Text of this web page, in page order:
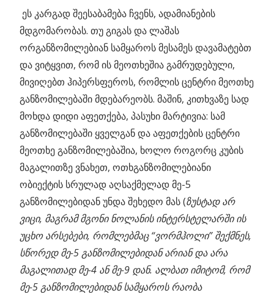
ეს კარგად შეესაბამება ჩვენს, ადამიანების
მდგომარობას. თუ გიგას და ლაშას
ორგანზომილებიან სამყაროს მესამეს დავამატებთ
და ვიტყვით, რომ ის მეოთხეშია გამრუდებული,
მივიღებთ ჰიპერსფეროს, რომლის ცენტრი მეოთხე
განზომილებაში მდებარეობს. მაშინ, კითხვაზე სად
მოხდა დიდი აფეთქება, პასუხი მარტივია: სამ
განზომილებაში ყველგან და აფეთქების ცენტრი
მეოთხე განზომილებაშია, ხოლო როგორც კუბის
მაგალითზე ვნახეთ, ოთხგანზომილებიანი
ობიექტის სრულად აღსაქმელად მე-5
განზომილებიდან უნდა შეხედო მას (ზუსტად არ
ვიცი, მაგრამ მგონი ნოლანის ინტერსტელარში ის
უცხო არსებები, რომლებმაც “ვორმჰოლი” შექმნეს,
სწორედ მე-5 განზომილებიდან არიან და არა
მაგალითად მე-4 ან მე-9 დან. ალბათ იმიტომ, რომ
მე-5 განზომილებიდან სამყაროს რაობა